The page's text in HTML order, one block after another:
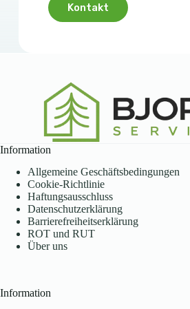
Kontakt
Information
Allgemeine Geschäftsbedingungen
Cookie-Richtlinie
Haftungsausschluss
Datenschutzerklärung
Barrierefreiheitserklärung
ROT und RUT
Über uns
Information